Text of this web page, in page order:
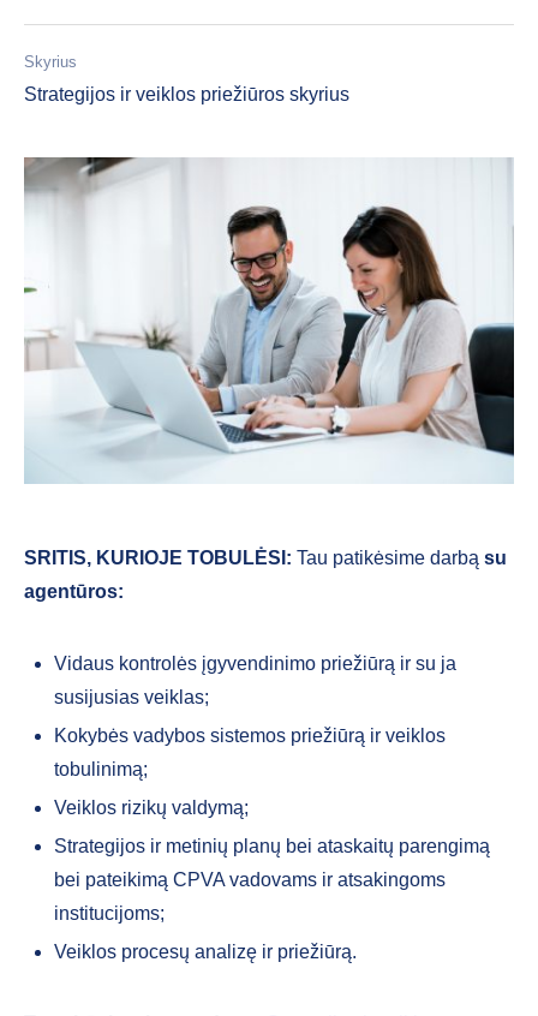
Skyrius
Strategijos ir veiklos priežiūros skyrius
SRITIS, KURIOJE TOBULĖSI: Tau patikėsime darbą su
agentūros:
Vidaus kontrolės įgyvendinimo priežiūrą ir su ja
susijusias veiklas;
Kokybės vadybos sistemos priežiūrą ir veiklos
tobulinimą;
Veiklos rizikų valdymą;
Strategijos ir metinių planų bei ataskaitų parengimą
bei pateikimą CPVA vadovams ir atsakingoms
institucijoms;
Veiklos procesų analizę ir priežiūrą.